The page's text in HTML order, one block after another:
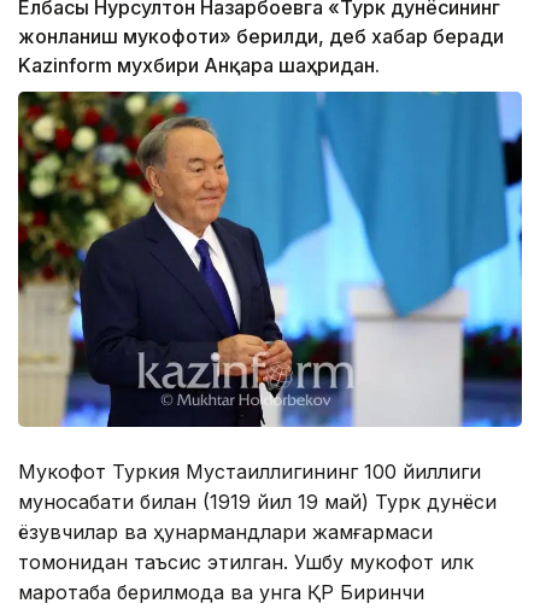
Елбасы Нурсултон Назарбоевга «Турк дунёсининг
жонланиш мукофоти» берилди, деб хабар беради
Kazinform мухбири Анқара шаҳридан.
Мукофот Туркия Мустақиллигининг 100 йиллиги
муносабати билан (1919 йил 19 май) Турк дунёси
ёзувчилар ва ҳунармандлари жамғармаси
томонидан таъсис этилган. Ушбу мукофот илк
маротаба берилмоқда ва унга ҚР Биринчи